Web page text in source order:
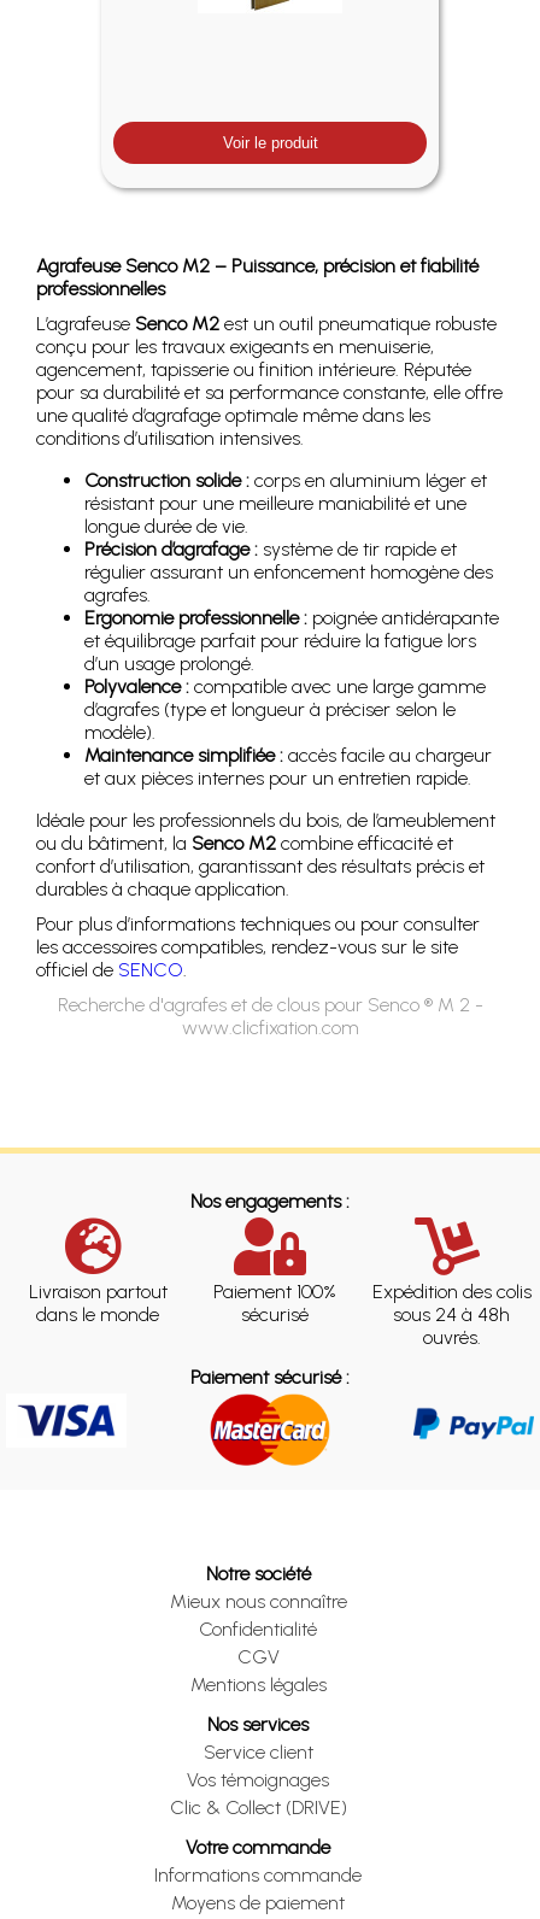
Voir le produit
Agrafeuse Senco M2 – Puissance, précision et fiabilité
professionnelles
L’agrafeuse Senco M2 est un outil pneumatique robuste
conçu pour les travaux exigeants en menuiserie,
agencement, tapisserie ou finition intérieure. Réputée
pour sa durabilité et sa performance constante, elle offre
une qualité d’agrafage optimale même dans les
conditions d’utilisation intensives.
Construction solide : corps en aluminium léger et
résistant pour une meilleure maniabilité et une
longue durée de vie.
Précision d’agrafage : système de tir rapide et
régulier assurant un enfoncement homogène des
agrafes.
Ergonomie professionnelle : poignée antidérapante
et équilibrage parfait pour réduire la fatigue lors
d’un usage prolongé.
Polyvalence : compatible avec une large gamme
d’agrafes (type et longueur à préciser selon le
modèle).
Maintenance simplifiée : accès facile au chargeur
et aux pièces internes pour un entretien rapide.
Idéale pour les professionnels du bois, de l’ameublement
ou du bâtiment, la Senco M2 combine efficacité et
confort d’utilisation, garantissant des résultats précis et
durables à chaque application.
Pour plus d’informations techniques ou pour consulter
les accessoires compatibles, rendez-vous sur le site
officiel de SENCO.
Recherche d'agrafes et de clous pour Senco ® M 2 -
www.clicfixation.com
Nos engagements :
Livraison partout
dans le monde
Paiement 100%
sécurisé
Expédition des colis
sous 24 à 48h
ouvrés.
Paiement sécurisé :
Notre société
Mieux nous connaître
Confidentialité
CGV
Mentions légales
Nos services
Service client
Vos témoignages
Clic & Collect (DRIVE)
Votre commande
Informations commande
Moyens de paiement